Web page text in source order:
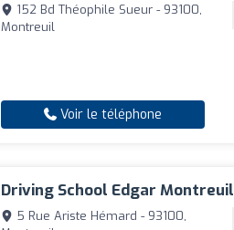
152 Bd Théophile Sueur - 93100,
Montreuil
Voir le téléphone
Driving School Edgar Montreuil
5 Rue Ariste Hémard - 93100,